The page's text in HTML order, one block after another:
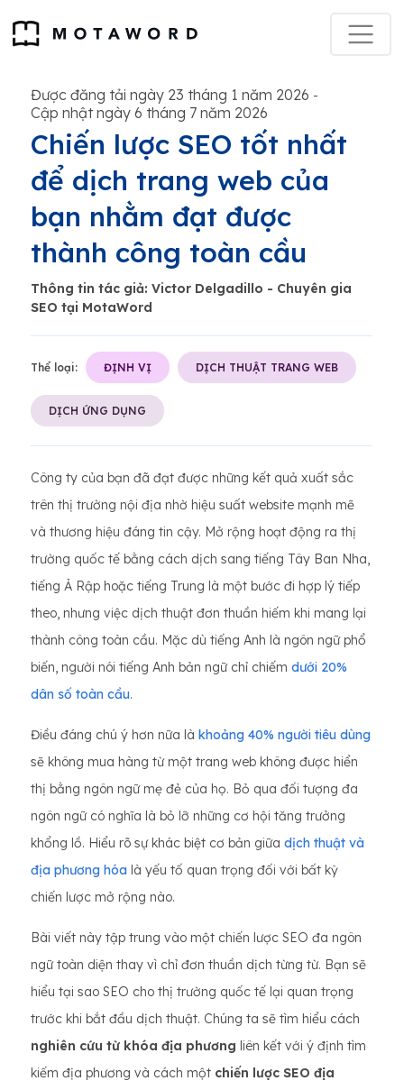
Được đăng tải ngày 23 tháng 1 năm 2026 -
Cập nhật ngày 6 tháng 7 năm 2026
Chiến lược SEO tốt nhất
để dịch trang web của
bạn nhằm đạt được
thành công toàn cầu
Thông tin tác giả: Victor Delgadillo - Chuyên gia
SEO tại MotaWord
Thể loại: ĐỊNH VỊ DỊCH THUẬT TRANG WEB
DỊCH ỨNG DỤNG
Công ty của bạn đã đạt được những kết quả xuất sắc
trên thị trường nội địa nhờ hiệu suất website mạnh mẽ
và thương hiệu đáng tin cậy. Mở rộng hoạt động ra thị
trường quốc tế bằng cách dịch sang tiếng Tây Ban Nha,
tiếng Ả Rập hoặc tiếng Trung là một bước đi hợp lý tiếp
theo, nhưng việc dịch thuật đơn thuần hiếm khi mang lại
thành công toàn cầu. Mặc dù tiếng Anh là ngôn ngữ phổ
biến, người nói tiếng Anh bản ngữ chỉ chiếm dưới 20%
dân số toàn cầu.
Điều đáng chú ý hơn nữa là khoảng 40% người tiêu dùng
sẽ không mua hàng từ một trang web không được hiển
thị bằng ngôn ngữ mẹ đẻ của họ. Bỏ qua đối tượng đa
ngôn ngữ có nghĩa là bỏ lỡ những cơ hội tăng trưởng
khổng lồ. Hiểu rõ sự khác biệt cơ bản giữa dịch thuật và
địa phương hóa là yếu tố quan trọng đối với bất kỳ
chiến lược mở rộng nào.
Bài viết này tập trung vào một chiến lược SEO đa ngôn
ngữ toàn diện thay vì chỉ đơn thuần dịch từng từ. Bạn sẽ
hiểu tại sao SEO cho thị trường quốc tế lại quan trọng
trước khi bắt đầu dịch thuật. Chúng ta sẽ tìm hiểu cách
nghiên cứu từ khóa địa phương liên kết với ý định tìm
kiếm địa phương và cách một chiến lược SEO địa